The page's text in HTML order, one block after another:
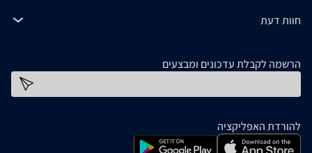
חוות דעת
הרשמה לקבלת עדכונים ומבצעים
להורדת האפליקציה